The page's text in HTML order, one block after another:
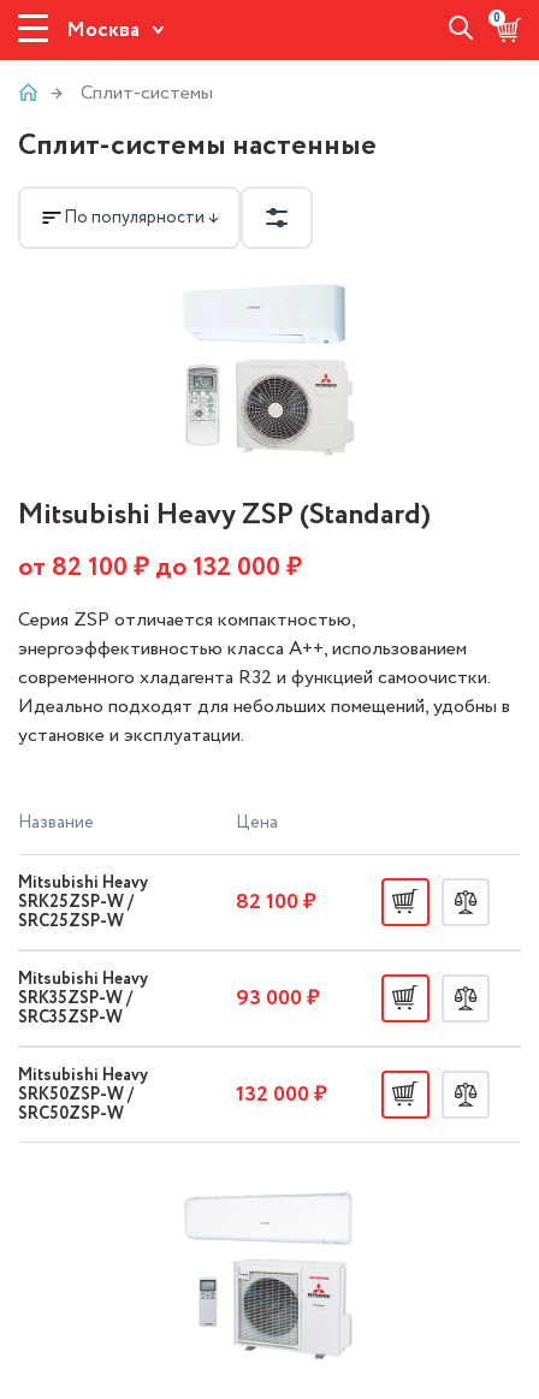
Москва 0
Сплит-системы
Сплит-системы настенные
По популярности ↓
Mitsubishi Heavy ZSP (Standard)
от 82 100₽ до132 000₽
Серия ZSP отличается компактностью,
энергоэффективностью класса A++, использованием
современного хладагента R32 и функцией самоочистки.
Идеально подходят для небольших помещений, удобны в
установке и эксплуатации.
Название Цена
Mitsubishi Heavy
SRK25ZSP-W /
SRC25ZSP-W
82 100 ₽
Mitsubishi Heavy
SRK35ZSP-W /
SRC35ZSP-W
93 000 ₽
Mitsubishi Heavy
SRK50ZSP-W /
SRC50ZSP-W
132 000 ₽